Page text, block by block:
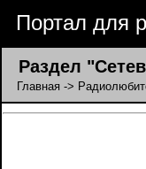
Портал для
Раздел
Главная ->